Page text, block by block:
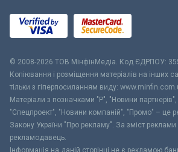
© 2008-2026 ТОВ МiнфiнМедiа. Код ЄДРПОУ:
Копіювання і розміщення матеріалів на інших
тільки з гіперпосиланням виду:
Матеріали з позначками "Р", "Новини
"Спецпроект", "Новини компаній", "Промо" – це
Закону України "Про рекламу". За зміст реклами
рекламодавець.
Інформація на даній сторінці не є рекламою